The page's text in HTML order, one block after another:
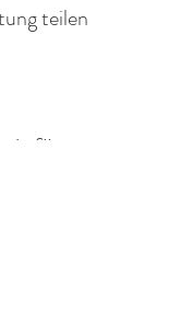
teilen
für